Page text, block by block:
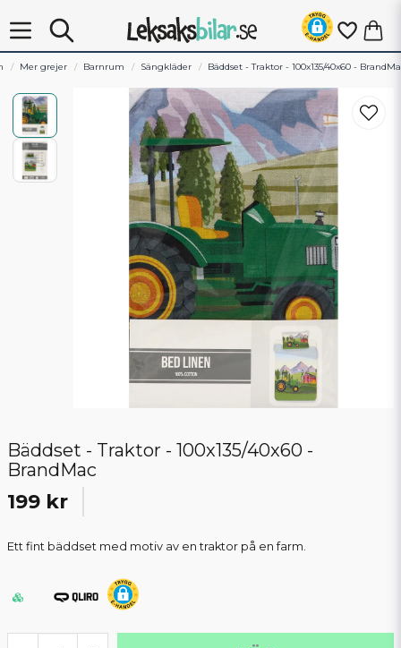
Mer grejer Barnrum Sängkläder Bäddset - Traktor - 100x135/40x60 -
Bäddset - Traktor - 100x135/40x60 -
BrandMac
199 kr
Ett fint bäddset med motiv av en traktor på en farm.